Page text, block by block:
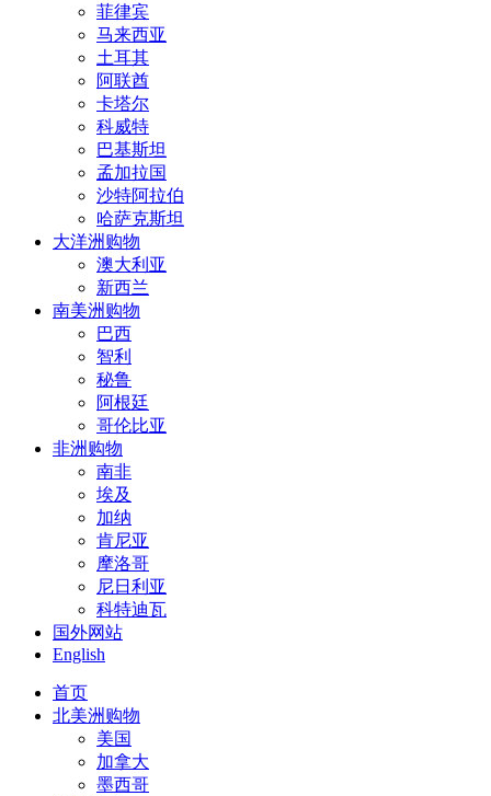
菲律宾
马来西亚
土耳其
阿联酋
卡塔尔
科威特
巴基斯坦
孟加拉国
沙特阿拉伯
哈萨克斯坦
大洋洲购物
澳大利亚
新西兰
南美洲购物
巴西
智利
秘鲁
阿根廷
哥伦比亚
非洲购物
南非
埃及
加纳
肯尼亚
摩洛哥
尼日利亚
科特迪瓦
国外网站
English
首页
北美洲购物
美国
加拿大
墨西哥